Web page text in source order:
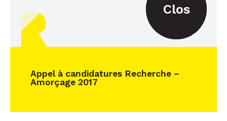
Clos
Appel à candidatures Recherche –
Amorçage 2017